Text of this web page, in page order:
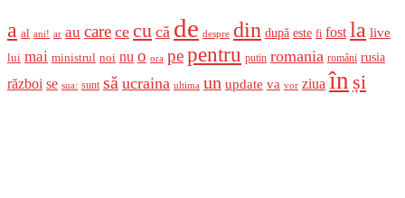
a al ani! ar au care ce cu că de despre din după este fi fost la live
lui mai ministrul noi nu o ora pepentru putin romania români rusia
război se sua: sunt să ucraina ultima un update va vor ziua în și